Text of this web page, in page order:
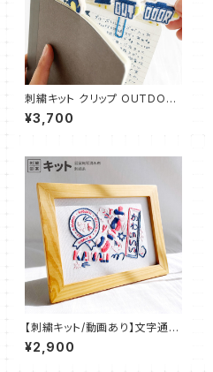
刺繍キット クリップ OUTDOO
R：KT_C01
¥3,700
【刺繍キット/動画あり】文字通り
かわいい【図案印刷済み】：KIT_
002
¥2,900